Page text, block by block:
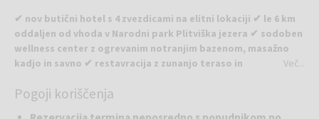
✔ nov butični hotel s 4 zvezdicami na elitni lokaciji ✔ le 6 km
oddaljen od vhoda v Narodni park Plitviška jezera ✔ sodoben
wellness center z ogrevanim notranjim bazenom, masažno
kadjo in savno ✔ restavracija z zunanjo teraso in
ekskluzivna vinoteka in lobby bar za večerno sprostitev ✔
Več...
Pogoji koriščenja